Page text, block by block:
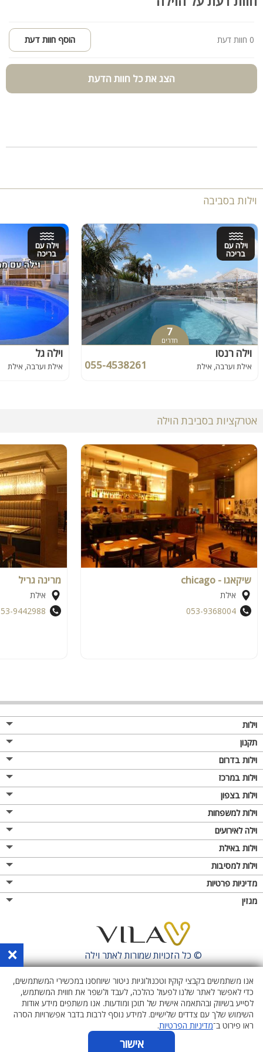
0 חוות דעת הוסף חוות דעת
הצג את כל חוות הדעת
וילות בסביבה
וילה עם
בריכה
7
חדרים
וילה רנסו
אילת וערבה, אילת 055-4538261
וילה עם
בריכה
וילה גל
אילת וערבה, אילת
אטרקציות בסביבת הוילה
שיקאגו - chicago
אילת
053-9368004
מרינה גריל
אילת
9442988
וילות
תקנון
וילות בדרום
וילות במרכז
וילות בצפון
וילות למשפחות
וילה לאירועים
וילות באילת
וילות למסיבות
מדיניות פרטיות
מגזין
© כל הזכויות שמורות לאתרוילה ×
אנו משתמשים בקבצי קוקיז וטכנולוגיות ניטור שיוחסנו במכשירי המשתמשים,
כדי לאפשר לאתר שלנו לפעול כהלכה, לעבד ולשפר את חווית המשתמש,
לסייע בשיווק ובהתאמה אישית של תוכן ומודעות. אנו משתפים מידע אודות
השימוש שלך עם צדדים שלישיים. למידע נוסף לרבות בדבר אפשרויות הסרה
ראו פירוט ב־מדיניות הפרטיות.
אישור